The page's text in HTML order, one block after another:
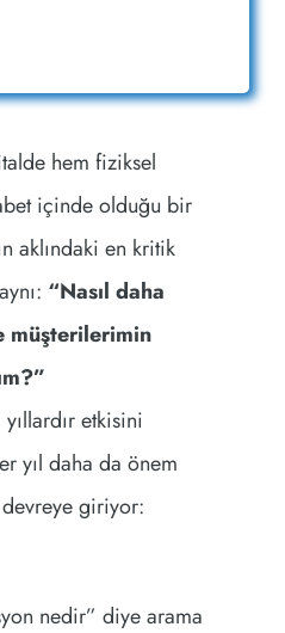
hem fiziksel
içinde olduğu bir
aklındaki en kritik
“Nasıl daha
müşterilerimin
etkisini
yıl daha da önem
giriyor:
nedir” diye arama